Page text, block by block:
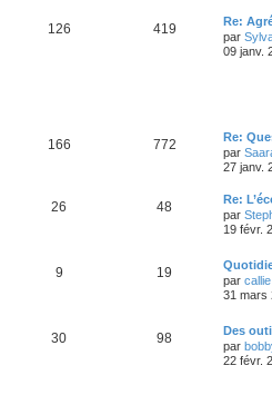
126 419
Re:
par
09 janv.
166 772
Re:
par
27 janv.
26 48
Re:
par
19 févr.
9 19
par callie
31 mars
30 98
Des
par
22 févr.